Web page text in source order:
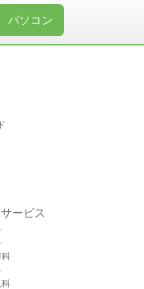
パソコン
ービス
科
科